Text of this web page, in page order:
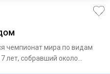
чемпионат мира по видам
лет, собравший около